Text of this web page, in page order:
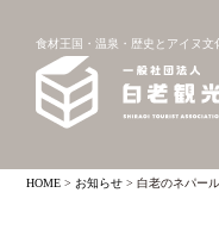
食材王国・温泉・歴史とアイヌ文
HOME >お知らせ >白老のネパー